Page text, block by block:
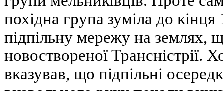
похідна група зуміла до кінця
підпільну мережу на землях,
новоствореної Трансністрії.
вказував, що підпільні